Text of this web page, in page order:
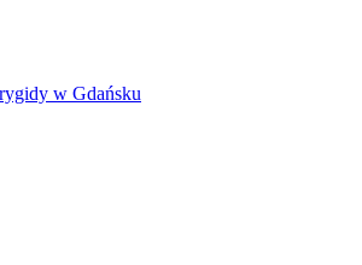
w Gdańsku